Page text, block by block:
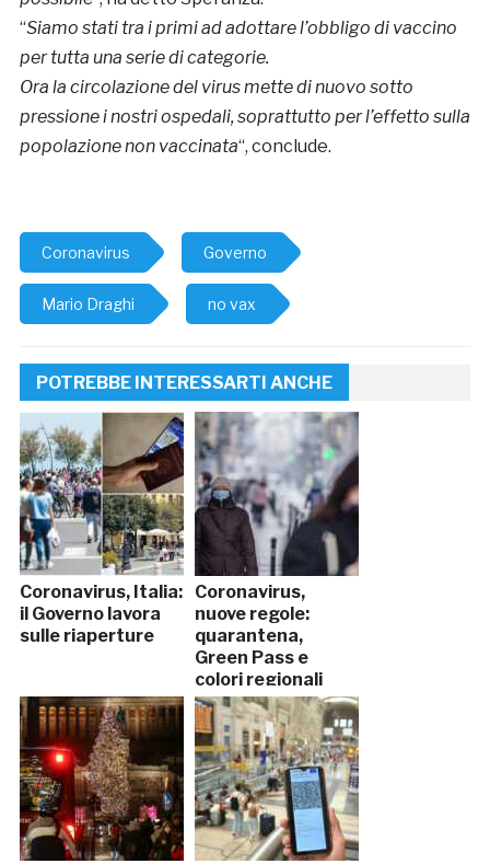
“Siamo stati tra i primi ad adottare l’obbligo di vaccino
per tutta una serie di categorie.
Ora la circolazione del virus mette di nuovo sotto
pressione i nostri ospedali, soprattutto per l’effetto sulla
popolazione non vaccinata“, conclude.
Coronavirus Governo
Mario Draghi no vax
POTREBBE INTERESSARTI ANCHE
Coronavirus, Italia:
il Governo lavora
sulle riaperture
Coronavirus,
nuove regole:
quarantena,
Green Pass e
colori regionali